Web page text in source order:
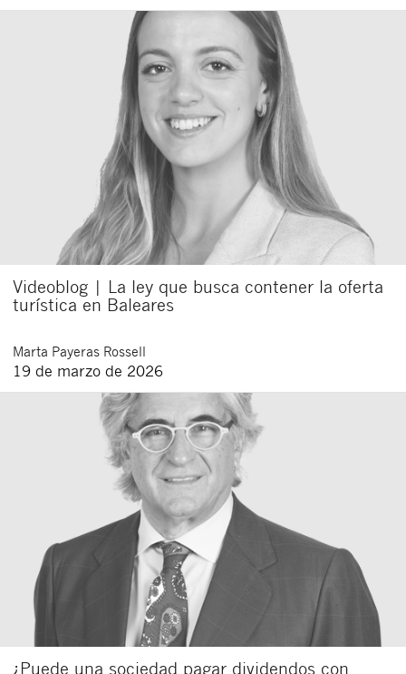
Videoblog | La ley que busca contener la oferta
turística en Baleares
Marta Payeras Rossell
19 de marzo de 2026
¿Puede una sociedad pagar dividendos con